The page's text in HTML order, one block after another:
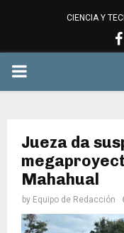
CIENCIA Y
PRIMARY
Jueza da
Mahahual
by Equipo de Redacción